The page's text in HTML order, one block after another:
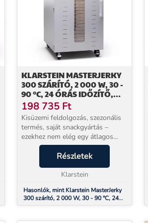
KLARSTEIN MASTERJERKY
300 SZÁRÍTÓ, 2 000 W, 30 -
90 °C, 24 ÓRÁS IDŐZÍTŐ,
ROZSDAMENTES ACÉL
198 735 Ft
Kisüzemi feldolgozás, szezonális
termés, saját snackgyártás –
ezekhez nem elég egy átlagos
háztartási aszaló. A Klarstein
Master Jerky 300 ipari
szemlélettel készült: 2 000 W
teljesítmény, rozsdamente...
Részletek
Klarstein
Hasonlók, mint Klarstein MasterJerky
300 szárító, 2 000 W, 30 - 90 °C, 24
órás időzítő, rozsdamentes acél